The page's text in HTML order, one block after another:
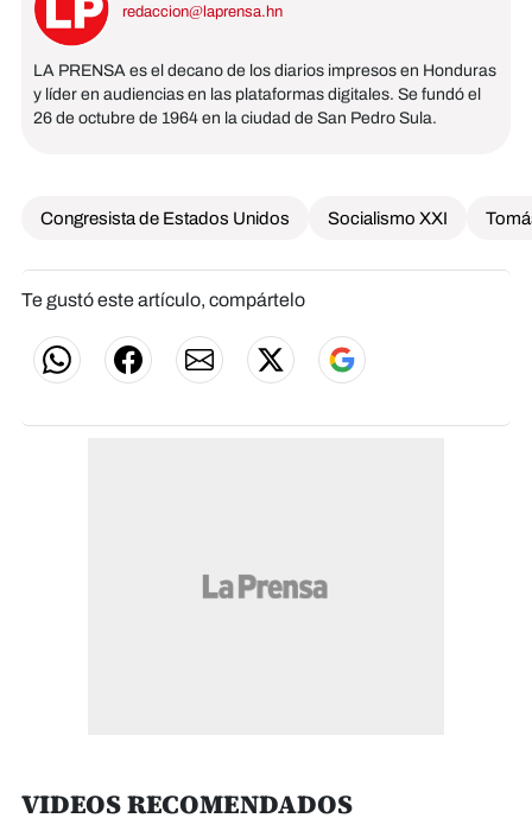
redaccion@laprensa.hn
LA PRENSA es el decano de los diarios impresos en Honduras
y líder en audiencias en las plataformas digitales. Se fundó el
26 de octubre de 1964 en la ciudad de San Pedro Sula.
Congresista de Estados Unidos Socialismo XXI
Te gustó este artículo, compártelo
VIDEOS RECOMENDADOS